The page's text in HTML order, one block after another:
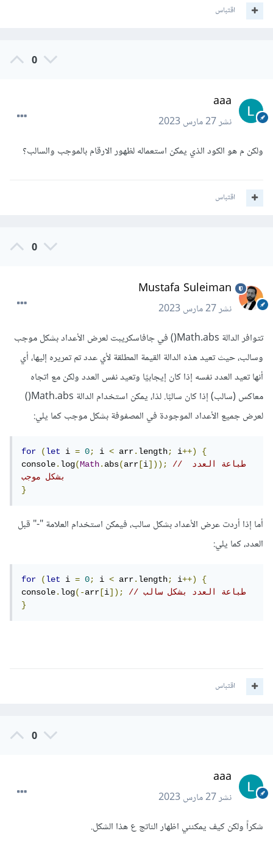
اقتباس
0
aaa
نشر27 مارس 2023
ولكن م هو الكود الذي يمكن استعماله لظهور الارقام بالموجب والسالب؟
اقتباس
0
Mustafa Suleiman
نشر27 مارس 2023
تتوافر الدالة Math.abs() في جافاسكريبت لعرض الأعداد بشكل موجب
وسالب، حيث تعيد هذه الدالة القيمة المطلقة لأي عدد تم تمريره إليها، أي
أنها تعيد العدد نفسه إذا كان إيجابيًا وتعيد نفس العدد ولكن مع اتجاه
معاكس (سالب) إذا كان سالبًا. لذا، يمكن استخدام الدالة Math.abs()
لعرض جميع الأعداد الموجودة في المصفوفة بشكل موجب كما يلي:
for (let i = 0; i < arr.length; i++)
{
console.log(Math.abs(arr [i]));
// طباعة العدد
بشكل موجب
}
أما إذا أردت عرض الأعداد بشكل سالب، فيمكن استخدام العلامة "-" قبل
العدد، كما يلي:
for (let i = 0; i < arr.length; i++)
{
console.log(-arr [i]);
// طباعة العدد بشكل سالب
}
اقتباس
0
aaa
نشر27 مارس 2023
شكراً ولكن كيف يمكنني اظهار الناتج ع هذا الشكل.